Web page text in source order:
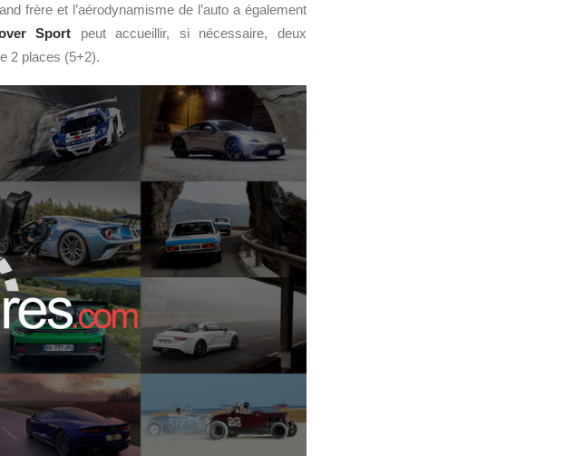
frère et l’aérodynamisme de l’auto a également
Sport peut accueillir, si nécessaire, deux
2 places (5+2).